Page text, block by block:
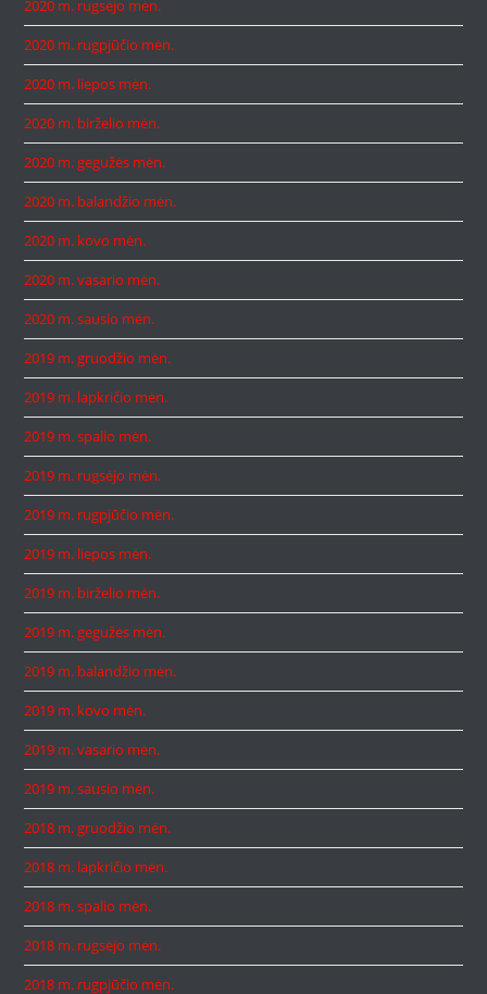
2020 m. rugsėjo mėn.
2020 m. rugpjūčio mėn.
2020 m. liepos mėn.
2020 m. birželio mėn.
2020 m. gegužės mėn.
2020 m. balandžio mėn.
2020 m. kovo mėn.
2020 m. vasario mėn.
2020 m. sausio mėn.
2019 m. gruodžio mėn.
2019 m. lapkričio mėn.
2019 m. spalio mėn.
2019 m. rugsėjo mėn.
2019 m. rugpjūčio mėn.
2019 m. liepos mėn.
2019 m. birželio mėn.
2019 m. gegužės mėn.
2019 m. balandžio mėn.
2019 m. kovo mėn.
2019 m. vasario mėn.
2019 m. sausio mėn.
2018 m. gruodžio mėn.
2018 m. lapkričio mėn.
2018 m. spalio mėn.
2018 m. rugsėjo mėn.
2018 m. rugpjūčio mėn.